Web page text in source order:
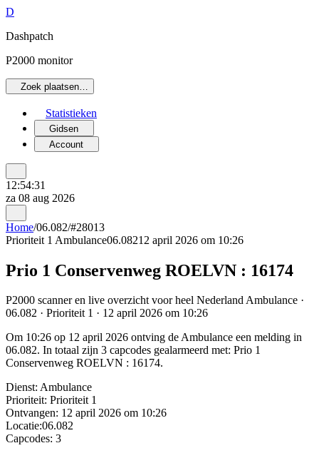
D
Dashpatch
P2000 monitor
Zoek plaatsen…
Statistieken
Gidsen
Account
12:54:31
za 08 aug 2026
Home/06.082/#28013
Prioriteit 1 Ambulance06.08212 april 2026 om 10:26
Prio 1 Conservenweg ROELVN : 16174
P2000 scanner en live overzicht voor heel Nederland Ambulance ·
06.082 · Prioriteit 1 · 12 april 2026 om 10:26
Om 10:26 op 12 april 2026 ontving de Ambulance een melding in
06.082. In totaal zijn 3 capcodes gealarmeerd met: Prio 1
Conservenweg ROELVN : 16174.
Dienst: Ambulance
Prioriteit: Prioriteit 1
Ontvangen: 12 april 2026 om 10:26
Locatie:06.082
Capcodes: 3